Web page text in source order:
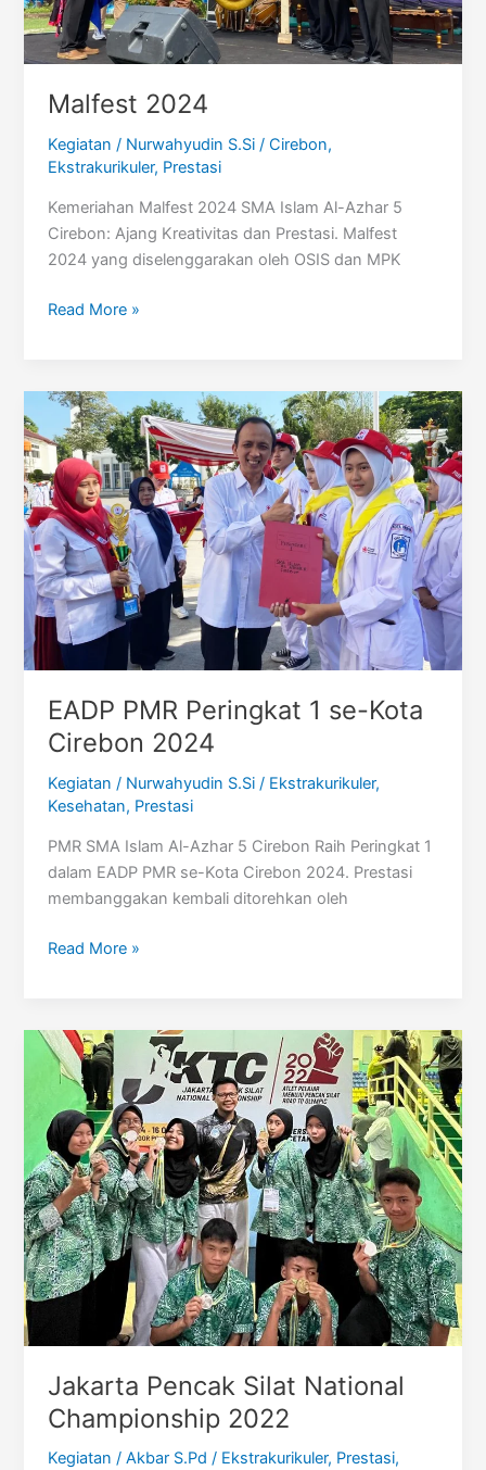
Malfest 2024
Kegiatan / Nurwahyudin S.Si/Cirebon,
Ekstrakurikuler, Prestasi
Kemeriahan Malfest 2024 SMA Islam Al-Azhar 5
Cirebon: Ajang Kreativitas dan Prestasi. Malfest
2024 yang diselenggarakan oleh OSIS dan MPK
Malfest
Read More »
EADP PMR Peringkat 1 se-Kota
Cirebon 2024
Kegiatan / Nurwahyudin S.Si/ Ekstrakurikuler,
Kesehatan, Prestasi
PMR SMA Islam Al-Azhar 5 Cirebon Raih Peringkat 1
dalam EADP PMR se-Kota Cirebon 2024. Prestasi
membanggakan kembali ditorehkan oleh
EADP
1
se-
Kota
Cirebon
2024
Read More »
Jakarta Pencak Silat National
Championship 2022
Kegiatan /Akbar S.Pd/ Ekstrakurikuler, Prestasi,